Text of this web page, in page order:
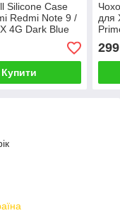
Silicone Case
Redmi Note 9 /
4G Dark Blue
Купити
для
299